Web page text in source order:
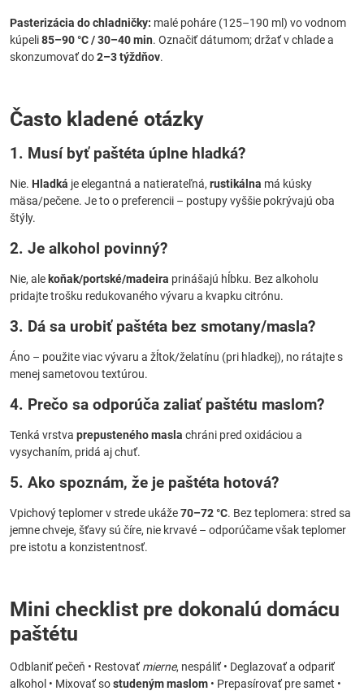
Pasterizácia do chladničky: malé poháre (125–190 ml) vo vodnom
kúpeli85–90 °C / 30–40 min. Označiť dátumom; držať v chlade a
skonzumovať do2–3 týždňov.
Často kladené otázky
1. Musí byť paštéta úplne hladká?
Nie. Hladká je elegantná a natierateľná, rustikálna má kúsky
mäsa/pečene. Je to o preferencii – postupy vyššie pokrývajú oba
štýly.
2. Je alkohol povinný?
Nie, ale koňak/portské/madeira prinášajú hĺbku. Bez alkoholu
pridajte trošku redukovaného vývaru a kvapku citrónu.
3. Dá sa urobiť paštéta bez smotany/masla?
Áno – použite viac vývaru a žĺtok/želatínu (pri hladkej), no rátajte s
menej sametovou textúrou.
4. Prečo sa odporúča zaliať paštétu maslom?
Tenká vrstva prepusteného masla chráni pred oxidáciou a
vysychaním, pridá aj chuť.
5. Ako spoznám, že je paštéta hotová?
Vpichový teplomer v strede ukáže70–72 °C. Bez teplomera: stred sa
jemne chveje, šťavy sú číre, nie krvavé – odporúčame však teplomer
pre istotu a konzistentnosť.
Mini checklist pre dokonalú domácu
paštétu
Odblaniť pečeň • Restovať mierne, nespáliť • Deglazovať a odpariť
alkohol • Mixovať sostudeným maslom • Prepasírovať pre samet •